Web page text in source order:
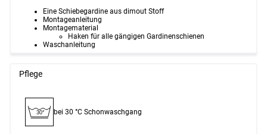
Eine Schiebegardine aus dimout Stoff
Montageanleitung
Montagematerial
Haken für alle gängigen Gardinenschienen
Waschanleitung
Pflege
30° bei 30 °C Schon­waschgang